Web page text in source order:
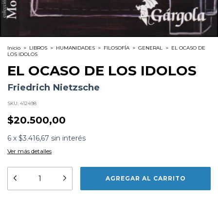
Inicio > LIBROS > HUMANIDADES > FILOSOFÍA > GENERAL > EL OCASO DE
LOS IDOLOS
EL OCASO DE LOS IDOLOS
Friedrich Nietzsche
SKU: 412498
$20.500,00
6 x $3.416,67 sin interés
Ver más detalles
Editorial:
Gargola